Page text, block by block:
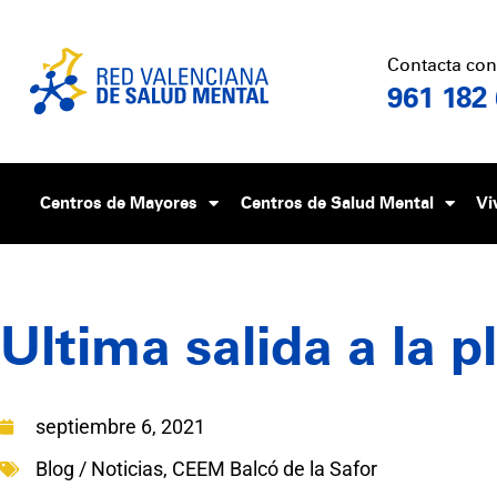
Contacta
961 182
Centros de Mayores Centros de Salud Mental
Ultima salida a la
septiembre 6, 2021
Blog / Noticias, CEEM Balcó de la Safor